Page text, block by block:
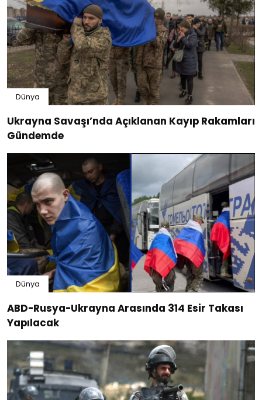
Dünya
Ukrayna Savaşı’nda Açıklanan Kayıp Rakamları
Gündemde
Dünya
ABD-Rusya-Ukrayna Arasında 314 Esir Takası
Yapılacak